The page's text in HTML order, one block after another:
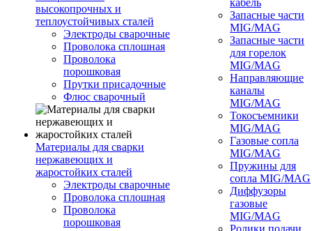
высокопрочных и
теплоустойчивых сталей
Электроды сварочные
Проволока сплошная
Проволока
порошковая
Прутки присадочные
Флюс сварочный
Материалы для сварки
нержавеющих и
жаростойких сталей
Электроды сварочные
Проволока сплошная
Проволока
порошковая
кабель
Запасные части
MIG/MAG
Запасные части
для горелок
MIG/MAG
Направляющие
каналы
MIG/MAG
Токосъемники
MIG/MAG
Газовые сопла
MIG/MAG
Пружины для
сопла MIG/MAG
Диффузоры
газовые
MIG/MAG
Ролики подачи